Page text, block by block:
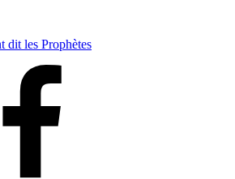
dit les Prophètes